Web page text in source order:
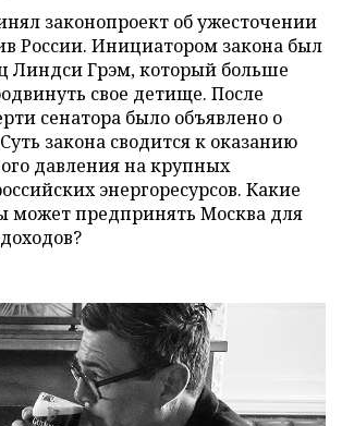
законопроект об ужесточении
России. Инициатором закона был
Линдси Грэм, который больше
свое детище. После
сенатора было объявлено о
закона сводится к оказанию
давления на крупных
энергоресурсов. Какие
может предпринять Москва для